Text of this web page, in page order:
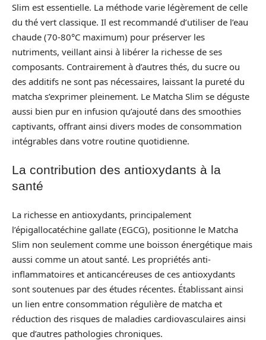
Slim est essentielle. La méthode varie légèrement de celle
du thé vert classique. Il est recommandé d’utiliser de l’eau
chaude (70-80°C maximum) pour préserver les
nutriments, veillant ainsi à libérer la richesse de ses
composants. Contrairement à d’autres thés, du sucre ou
des additifs ne sont pas nécessaires, laissant la pureté du
matcha s’exprimer pleinement. Le Matcha Slim se déguste
aussi bien pur en infusion qu’ajouté dans des smoothies
captivants, offrant ainsi divers modes de consommation
intégrables dans votre routine quotidienne.
La contribution des antioxydants à la
santé
La richesse en antioxydants, principalement
l’épigallocatéchine gallate (EGCG), positionne le Matcha
Slim non seulement comme une boisson énergétique mais
aussi comme un atout santé. Les propriétés anti-
inflammatoires et anticancéreuses de ces antioxydants
sont soutenues par des études récentes. Établissant ainsi
un lien entre consommation régulière de matcha et
réduction des risques de maladies cardiovasculaires ainsi
que d’autres pathologies chroniques.